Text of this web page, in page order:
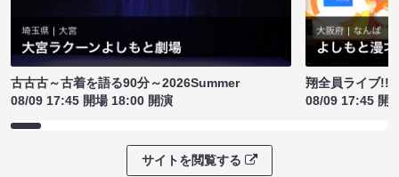
古古古～古着を語る90分～2026Summer
08/09 17:45 開場 18:00 開演
翔全員ライブ!!!
08/09 17:45 開
サイトを閲覧する